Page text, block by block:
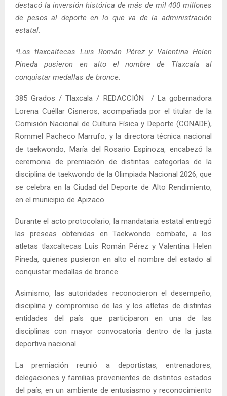
destacó la inversión histórica de más de mil 400 millones
de pesos al deporte en lo que va de la administración
estatal.
*Los tlaxcaltecas Luis Román Pérez y Valentina Helen
Pineda pusieron en alto el nombre de Tlaxcala al
conquistar medallas de bronce.
385 Grados / Tlaxcala / REDACCIÓN / La gobernadora
Lorena Cuéllar Cisneros, acompañada por el titular de la
Comisión Nacional de Cultura Física y Deporte (CONADE),
Rommel Pacheco Marrufo, y la directora técnica nacional
de taekwondo, María del Rosario Espinoza, encabezó la
ceremonia de premiación de distintas categorías de la
disciplina de taekwondo de la Olimpiada Nacional 2026, que
se celebra en la Ciudad del Deporte de Alto Rendimiento,
en el municipio de Apizaco.
Durante el acto protocolario, la mandataria estatal entregó
las preseas obtenidas en Taekwondo combate, a los
atletas tlaxcaltecas Luis Román Pérez y Valentina Helen
Pineda, quienes pusieron en alto el nombre del estado al
conquistar medallas de bronce.
Asimismo, las autoridades reconocieron el desempeño,
disciplina y compromiso de las y los atletas de distintas
entidades del país que participaron en una de las
disciplinas con mayor convocatoria dentro de la justa
deportiva nacional.
La premiación reunió a deportistas, entrenadores,
delegaciones y familias provenientes de distintos estados
del país, en un ambiente de entusiasmo y reconocimiento